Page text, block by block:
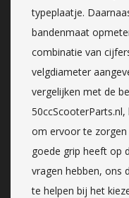
typeplaatje.
bandenmaat
combinatie van
velgdiameter
vergelijken met de
om ervoor te
goede grip heeft op
vragen hebben, ons
te helpen bij het